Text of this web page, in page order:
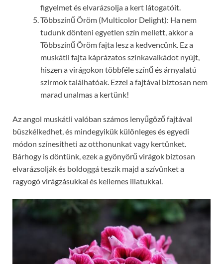
figyelmet és elvarázsolja a kert látogatóit.
Többszínű Öröm (Multicolor Delight): Ha nem
tudunk dönteni egyetlen szín mellett, akkor a
Többszínű Öröm fajta lesz a kedvencünk. Ez a
muskátli fajta káprázatos színkavalkádot nyújt,
hiszen a virágokon többféle színű és árnyalatú
szirmok találhatóak. Ezzel a fajtával biztosan nem
marad unalmas a kertünk!
Az angol muskátli valóban számos lenyűgöző fajtával
büszkélkedhet, és mindegyikük különleges és egyedi
módon színesítheti az otthonunkat vagy kertünket.
Bárhogy is döntünk, ezek a gyönyörű virágok biztosan
elvarázsolják és boldoggá teszik majd a szívünket a
ragyogó virágzásukkal és kellemes illatukkal.